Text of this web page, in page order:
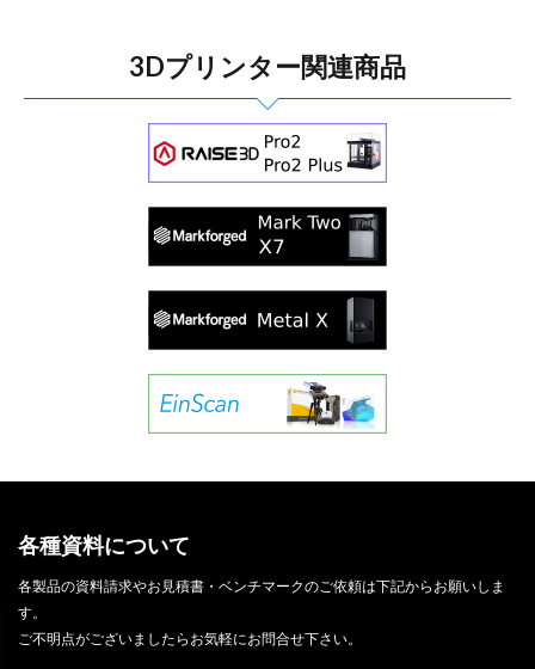
3Dプリンター関連商品
各種資料について
各製品の資料請求やお見積書・ベンチマークのご依頼は下記からお願いしま
す。
ご不明点がございましたらお気軽にお問合せ下さい。